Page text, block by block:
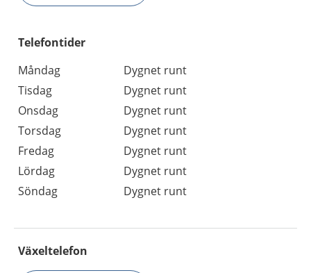
Telefontider
Måndag
Dygnet runt
Tisdag
Dygnet runt
Onsdag
Dygnet runt
Torsdag
Dygnet runt
Fredag
Dygnet runt
Lördag
Dygnet runt
Söndag
Dygnet runt
Växeltelefon